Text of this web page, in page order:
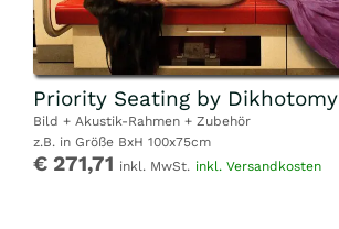
Priority Seating by Dikhotomy
Bild + Akustik-Rahmen + Zubehör
z.B. in Größe BxH 100x75cm
€ 271,71 inkl. MwSt. inkl. Versandkosten